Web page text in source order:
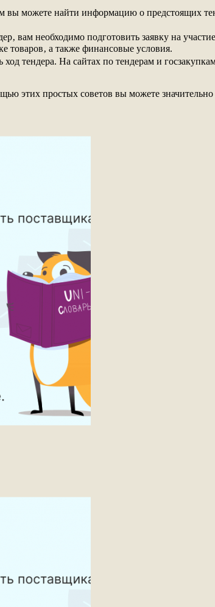
вы можете найти информацию о предстоящих
вам необходимо подготовить заявку на
товаров‚ а также финансовые условия.
ход тендера. На сайтах по тендерам и
этих простых советов вы можете